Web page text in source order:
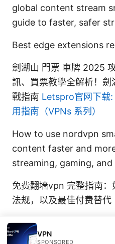
global content stream
guide to faster, safer
Best edge extensions
劍湖山 門票 車牌 2025
訊、買票教學全解析！
戰指南 Letspro官网下载
用指南（VPNs 系列）
How to use nordvpn
content faster and
streaming, gaming,
免费翻墙vpn 完整指南
法规，以及最佳付费替代
VPN
SPONSORED